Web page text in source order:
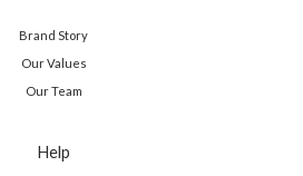
Brand Story
Our Values
Our Team
Help